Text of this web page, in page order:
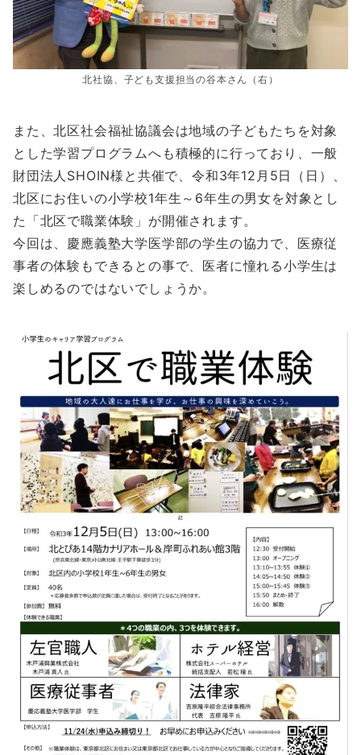
北社協、子ども支援担当の谷本さん（右）
また、北区社会福祉協議会は地域の子どもたちを対象
とした学習プログラムへも積極的に行っており、一般
財団法人SHOIN様と共催で、令和3年12月5日（日）、
北区にお住いの小学校1年生～6年生の男女を対象とし
た「北区で職業体験」が開催されます。
今回は、慶應義塾大学医学部の学生の協力で、医療従
事者の体験もできるとの事で、医者に憧れる小学生は
楽しめるのではないでしょうか。